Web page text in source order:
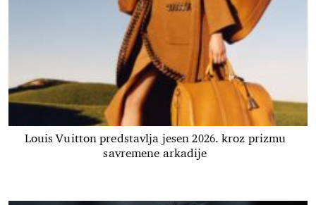
Louis Vuitton predstavlja jesen 2026. kroz prizmu
savremene arkadije